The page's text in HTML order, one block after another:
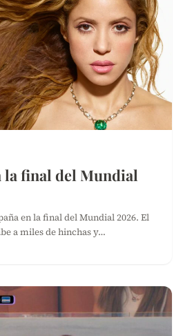
la final del Mundial
en la final del Mundial 2026. El
a miles de hinchas y…